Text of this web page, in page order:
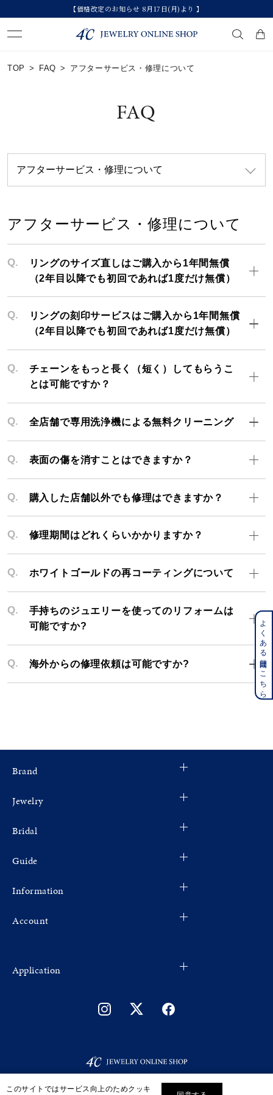
【価格改定のお知らせ 8月17日(月)より 】
ブランド
カテゴリー すべてのジュエリー
素材
カラー
モチーフ
リングサイズ
メンズ
リングサイズ
価格 ¥0 ¥400,000
TOP > FAQ > アフターサービス・修理について
FAQ
アフターサービス・修理について
Q.
リングのサイズ直しはご購入から1年間無償
（2年目以降でも初回であれば1度だけ無償）
Q.
リングの刻印サービスはご購入から1年間無償
（2年目以降でも初回であれば1度だけ無償）
Q.
チェーンをもっと長く（短く）してもらうこ
とは可能ですか？
Q. 全店舗で専用洗浄機による無料クリーニング
Q. 表面の傷を消すことはできますか？
Q. 購入した店舗以外でも修理はできますか？
Q. 修理期間はどれくらいかかりますか？
Q. ホワイトゴールドの再コーティングについて
Q.
手持ちのジュエリーを使ってのリフォームは
可能ですか?
Q. 海外からの修理依頼は可能ですか?
Brand
Jewelry
Bridal
Guide
Information
Account
Application
このサイトではサービス向上のためクッキ
よくある質問はこちら